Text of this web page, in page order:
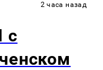
2 часа назад
с